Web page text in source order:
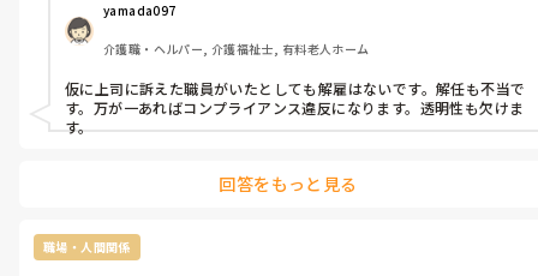
yamada097
介護職・ヘルパー, 介護福祉士, 有料老人ホーム
仮に上司に訴えた職員がいたとしても解雇はないです。解任も不当で
す。万が一あればコンプライアンス違反になります。透明性も欠けま
す。
回答をもっと見る
職場・人間関係